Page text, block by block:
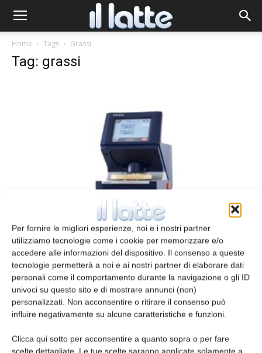
Per fornire le migliori esperienze, noi e i nostri partner
utilizziamo tecnologie come i cookie per memorizzare e/o
accedere alle informazioni del dispositivo. Il consenso a queste
tecnologie permetterà a noi e ai nostri partner di elaborare dati
personali come il comportamento durante la navigazione o gli ID
univoci su questo sito e di mostrare annunci (non)
personalizzati. Non acconsentire o ritirare il consenso può
influire negativamente su alcune caratteristiche e funzioni.
Clicca qui sotto per acconsentire a quanto sopra o per fare
Home Tags Grassi
Tag: grassi
Analisi dei formaggi
redazione 30 Agosto 2016
Leggi la rivista